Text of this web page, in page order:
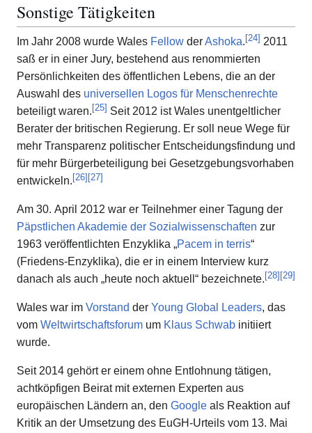
Sonstige Tätigkeiten
Im Jahr 2008 wurde Wales Fellow derAshoka.[24] 2011
saß er in einer Jury, bestehend aus renommierten
Persönlichkeiten des öffentlichen Lebens, die an der
Auswahl des universellen Logos für Menschenrechte
beteiligt waren.[25] Seit 2012 ist Wales unentgeltlicher
Berater der britischen Regierung. Er soll neue Wege für
mehr Transparenz politischer Entscheidungsfindung und
für mehr Bürgerbeteiligung bei Gesetzgebungsvorhaben
entwickeln.[26][27]
Am 30. April 2012 war er Teilnehmer einer Tagung der
Päpstlichen Akademie der Sozialwissenschaften zur
1963 veröffentlichten Enzyklika „Pacem in terris“
(Friedens-Enzyklika), die er in einem Interview kurz
danach als auch „heute noch aktuell“ bezeichnete.[28][29]
Wales war im Vorstand der Young Global Leaders, das
vom Weltwirtschaftsforum um Klaus Schwab initiiert
wurde.
Seit 2014 gehört er einem ohne Entlohnung tätigen,
achtköpfigen Beirat mit externen Experten aus
europäischen Ländern an, den Google als Reaktion auf
Kritik an der Umsetzung des EuGH-Urteils vom 13. Mai